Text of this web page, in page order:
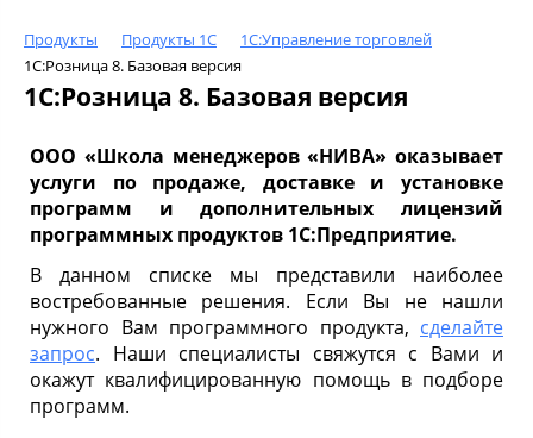
Продукты Продукты 1С
1С:Управление торговлей
1С:Розница 8. Базовая версия
1С:Розница 8. Базовая версия
ООО «Школа менеджеров «НИВА» оказывает
услуги по продаже, доставке и установке
программ и дополнительных лицензий
программных продуктов 1С:Предприятие.
В данном списке мы представили наиболее
востребованные решения. Если Вы не нашли
нужного Вам программного продукта, сделайте
запрос. Наши специалисты свяжутся с Вами и
окажут квалифицированную помощь в подборе
программ.